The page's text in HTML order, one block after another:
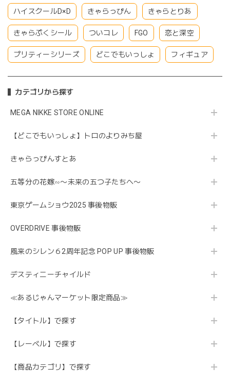
ハイスクールD×D きゃらっぴん きゃらとりあ
きゃらぷくシール ついコレ FGO 恋と深空
プリティーシリーズ どこでもいっしょ フィギュア
カテゴリから探す
MEGA NIKKE STORE ONLINE
【どこでもいっしょ】トロのよりみち屋
きゃらっぴんすとあ
五等分の花嫁∽〜未来の五つ子たちへ〜
東京ゲームショウ2025 事後物販
OVERDRIVE 事後物販
風来のシレン６2周年記念 POP UP 事後物販
デスティニーチャイルド
≪あるじゃんマーケット限定商品≫
【タイトル】で探す
【レーベル】で探す
【商品カテゴリ】で探す